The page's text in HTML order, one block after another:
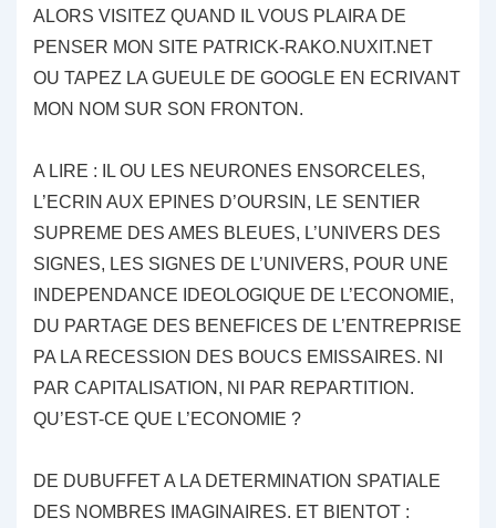
ALORS VISITEZ QUAND IL VOUS PLAIRA DE
PENSER MON SITE PATRICK-RAKO.NUXIT.NET
OU TAPEZ LA GUEULE DE GOOGLE EN ECRIVANT
MON NOM SUR SON FRONTON.
A LIRE : IL OU LES NEURONES ENSORCELES,
L’ECRIN AUX EPINES D’OURSIN, LE SENTIER
SUPREME DES AMES BLEUES, L’UNIVERS DES
SIGNES, LES SIGNES DE L’UNIVERS, POUR UNE
INDEPENDANCE IDEOLOGIQUE DE L’ECONOMIE,
DU PARTAGE DES BENEFICES DE L’ENTREPRISE
PA LA RECESSION DES BOUCS EMISSAIRES. NI
PAR CAPITALISATION, NI PAR REPARTITION.
QU’EST-CE QUE L’ECONOMIE ?
DE DUBUFFET A LA DETERMINATION SPATIALE
DES NOMBRES IMAGINAIRES. ET BIENTOT :